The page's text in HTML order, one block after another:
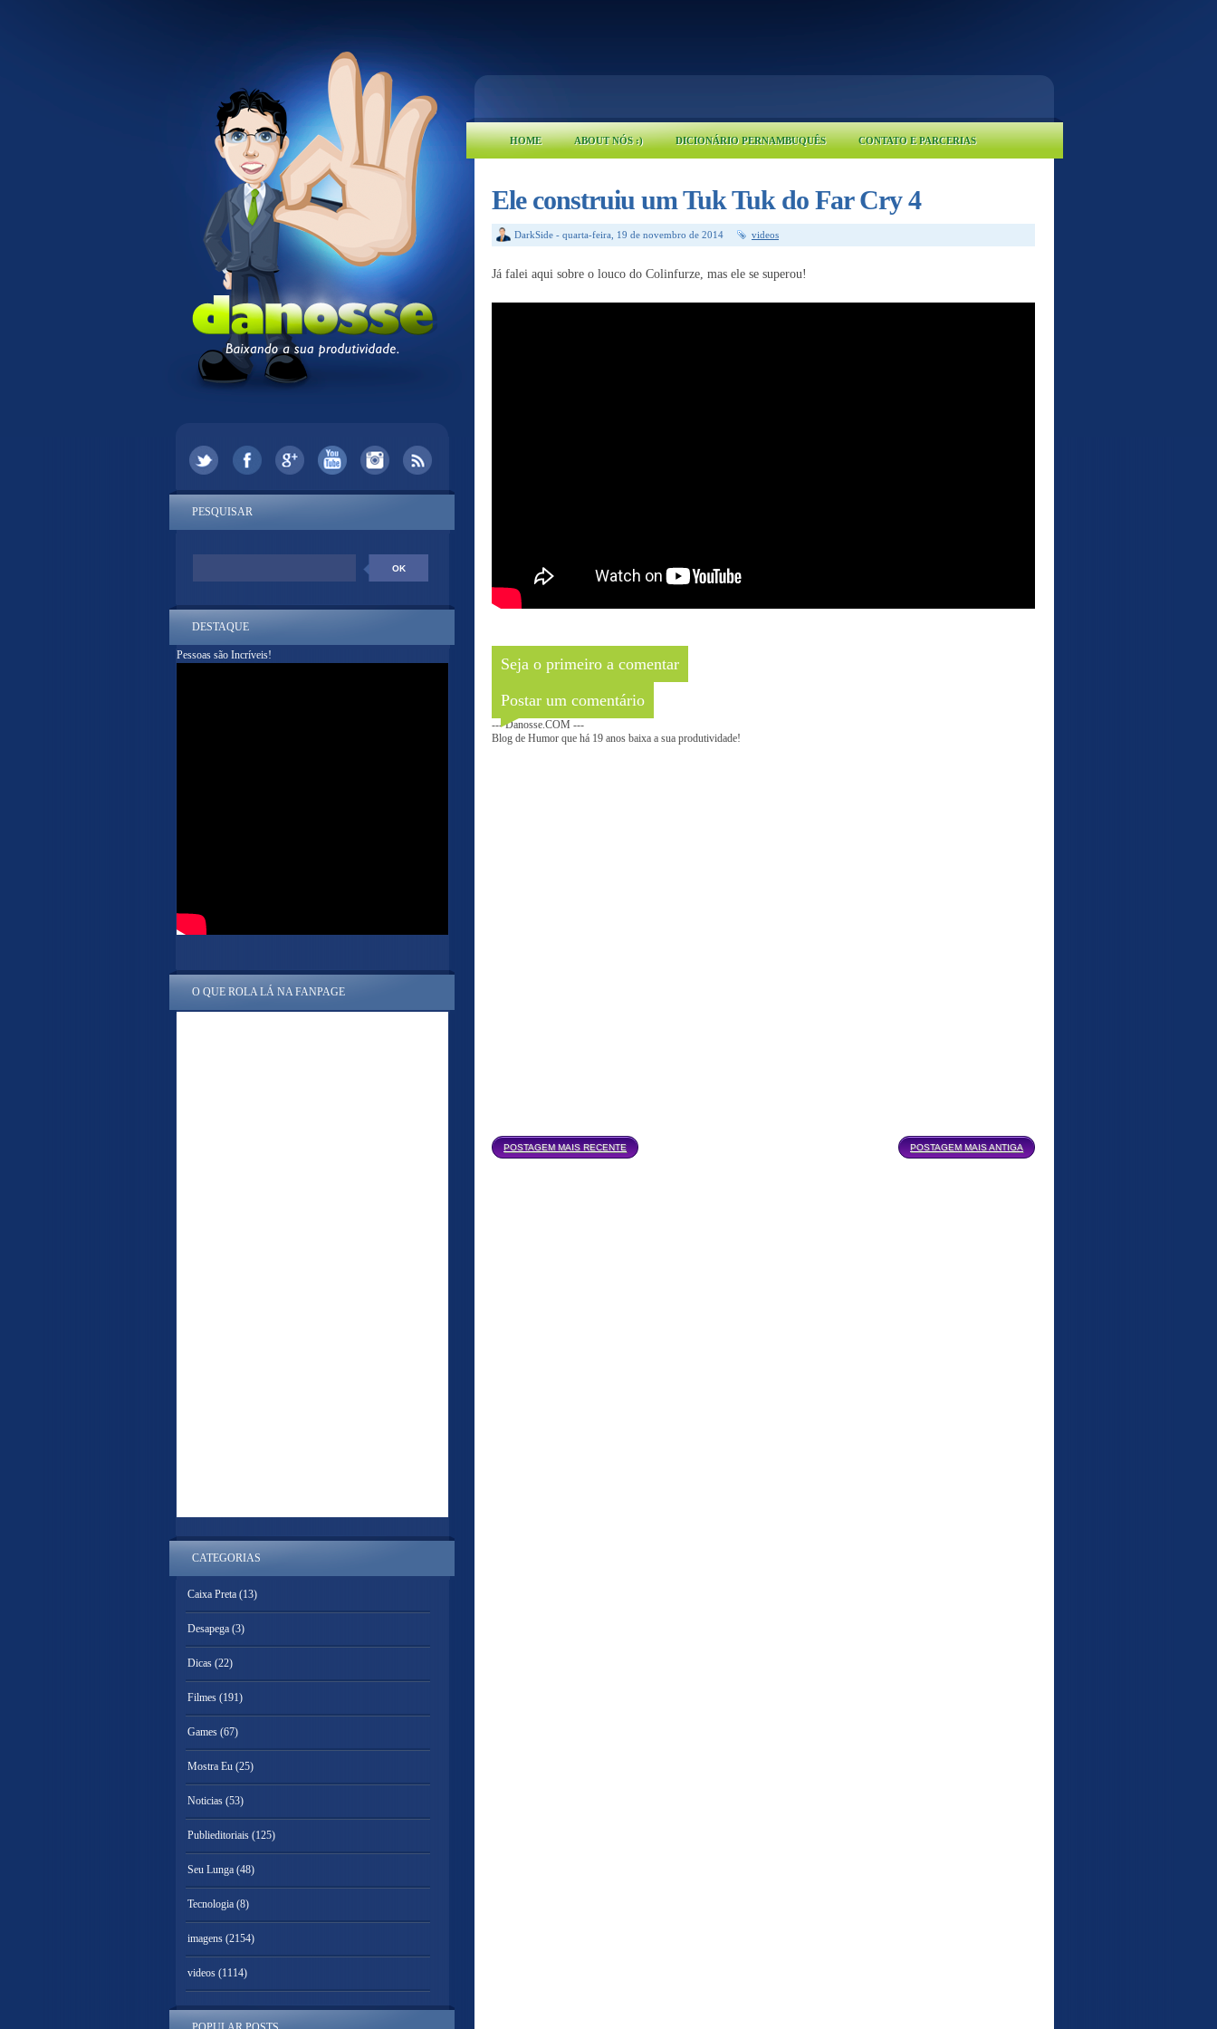
HOME ABOUT NÓS :) DICIONÁRIO PERNAMBUQUÊS CONTATO E PARCERIAS
Ele construiu um Tuk Tuk do Far Cry 4
DarkSide - quarta-feira, 19 de novembro de 2014 videos
Já falei aqui sobre o louco do Colinfurze, mas ele se superou!
Seja o primeiro a comentar
Postar um comentário
--- Danosse.COM ---
Blog de Humor que há 19 anos baixa a sua produtividade!
POSTAGEM MAIS RECENTE POSTAGEM MAIS ANTIGA
PESQUISAR
DESTAQUE
Pessoas são Incríveis!
O QUE ROLA LÁ NA FANPAGE
CATEGORIAS
Caixa Preta (13)
Desapega (3)
Dicas (22)
Filmes (191)
Games (67)
Mostra Eu (25)
Noticias (53)
Publieditoriais (125)
Seu Lunga (48)
Tecnologia (8)
imagens (2154)
videos (1114)